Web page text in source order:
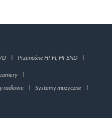
Przenośne HI-FI, HI-END
radiowe
Systemy muzyczne